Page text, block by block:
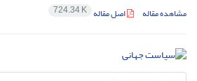
مشاهده مقاله اصل مقاله 724.34 K